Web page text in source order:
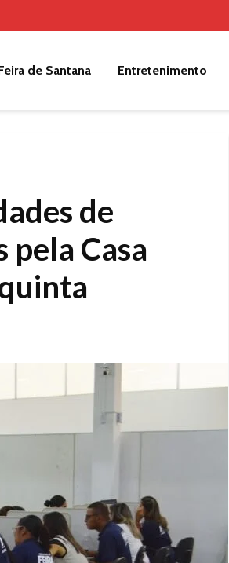
de Santana Entretenimento
de
Casa